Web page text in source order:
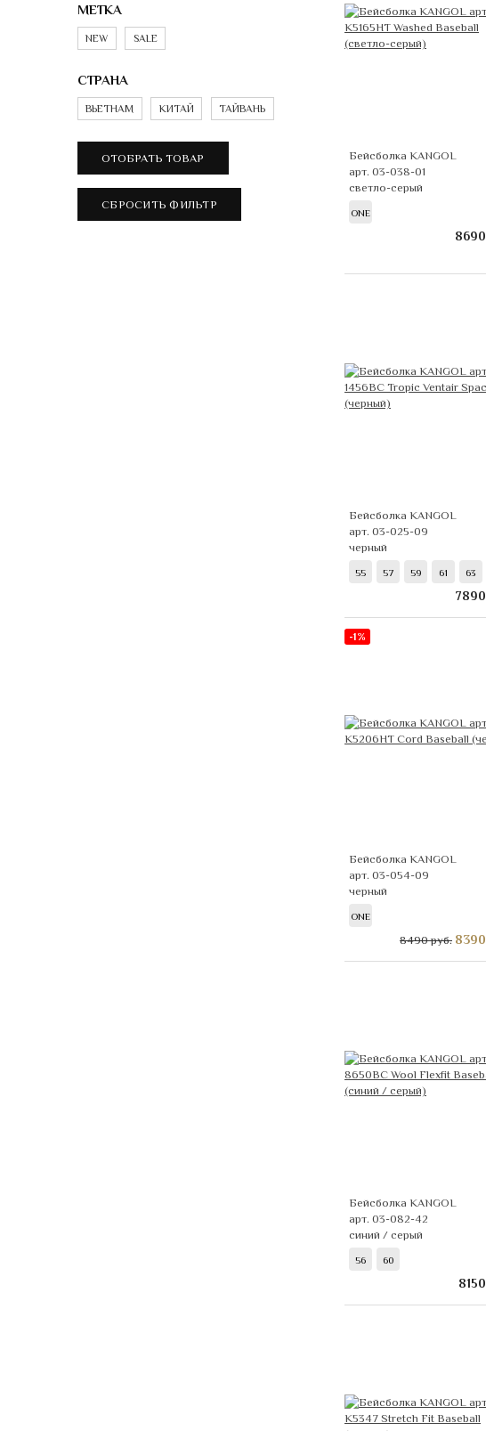
Бейсболка KANGOL
арт. 03-038-01
светло-серый
ONE
8690
Бейсболка KANGOL
арт. 03-025-09
черный
55 57 59 61 63
7890
-1%
Бейсболка KANGOL
арт. 03-054-09
черный
ONE
8490 руб. 8390
Бейсболка KANGOL
арт. 03-082-42
синий / серый
56 60
8150
МЕТКА
NEW SALE
СТРАНА
ВЬЕТНАМ КИТАЙ ТАЙВАНЬ